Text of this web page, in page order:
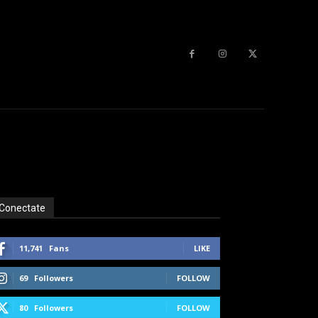
11,741 Fans LIKE
69 Followers FOLLOW
80 Followers FOLLOW